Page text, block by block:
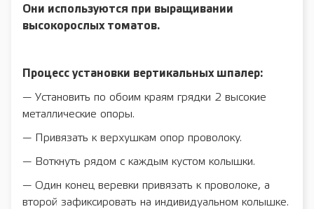
Они используются при выращивании
высокорослых томатов.
Процесс установки вертикальных шпалер:
— Установить по обоим краям грядки 2 высокие
металлические опоры.
— Привязать к верхушкам опор проволоку.
— Воткнуть рядом с каждым кустом колышки.
— Один конец веревки привязать к проволоке, а
второй зафиксировать на индивидуальном колышке.